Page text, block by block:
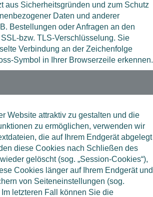
aus Sicherheitsgründen und zum Schutz
Daten und anderer
Bestellungen oder Anfragen an den
bzw. TLS-Verschlüsselung. Sie
Verbindung an der Zeichenfolge
Symbol in Ihrer Browserzeile erkennen.
Website attraktiv zu gestalten und die
zu ermöglichen, verwenden wir
die auf Ihrem Endgerät abgelegt
diese Cookies nach Schließen des
gelöscht (sog. „Session-Cookies“),
Cookies länger auf Ihrem Endgerät und
von Seiteneinstellungen (sog.
Im letzteren Fall können Sie die